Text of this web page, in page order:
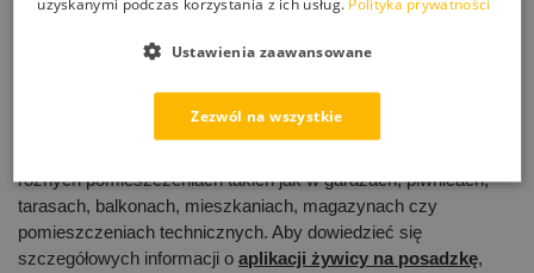
jest na tyle rzadka, że sama się wypoziomuje do równej i
który stosuje się na pierwszą warstwę na beton. Niewątpliwie
żywice epoksydowe mają wiele zastosowań. Godnym uwagi
różnych pomieszczeniach takich jak w garażach, piwnicach,
tarasach, balkonach, mieszkaniach, magazynach czy
pomieszczeniach technicznych. Aby dowiedzieć się
szczegółowych informacji o aplikacji żywicy na posadzkę,
Zezwól na wszystkie
Ustawienia zaawansowane